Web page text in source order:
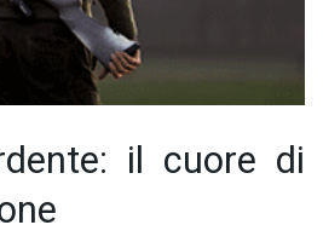
il cuore di